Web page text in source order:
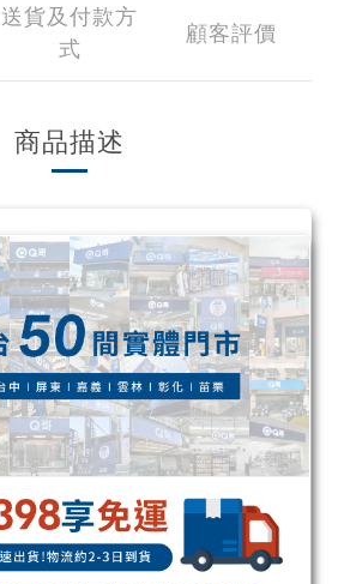
送貨及付款方
式
顧客評價
商品描述